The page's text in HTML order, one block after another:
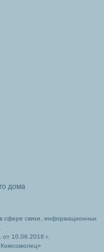
дома
сфере связи, информационных
10.06.2016 г.